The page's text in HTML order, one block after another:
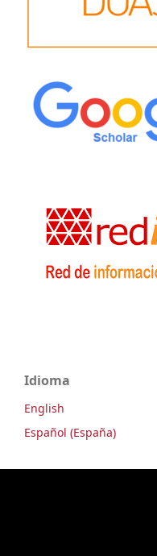
Idioma
English
Español (España)